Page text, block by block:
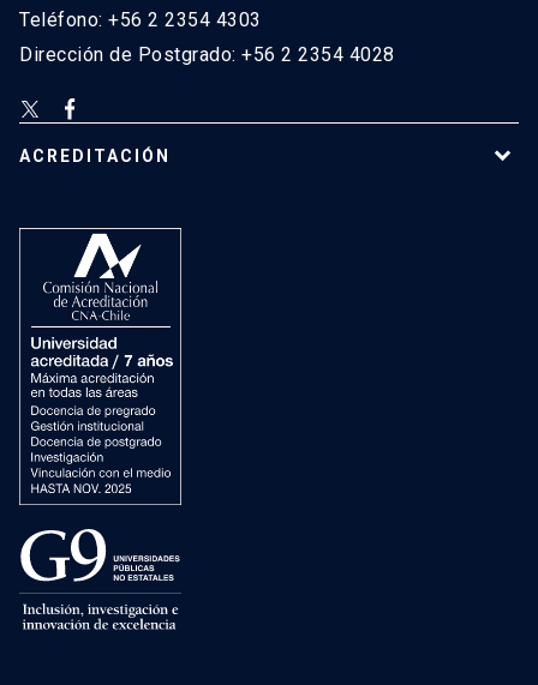
Teléfono: +56 2 2354 4303
Dirección de Postgrado: +56 2 2354 4028
ACREDITACIÓN